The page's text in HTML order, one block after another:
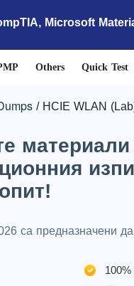
Microsoft
Others Quick Test
HCIE WLAN
опит!
са предназначени
100%